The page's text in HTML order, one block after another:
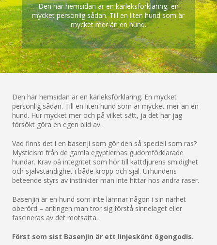
Den här hemsidan är en kärleksförklaring, en
mycket personlig sådan. Till en liten hund som är
mycket mer än en hund.
Den här hemsidan är en kärleksförklaring. En mycket
personlig sådan. Till en liten hund som är mycket mer än en
hund. Hur mycket mer och på vilket sätt, ja det har jag
försökt göra en egen bild av.
Vad finns det i en basenji som gör den så speciell som ras?
Mysticism från de gamla egyptiernas gudomförklarade
hundar. Krav på integritet som hör till kattdjurens smidighet
och självständighet i både kropp och själ. Urhundens
beteende styrs av instinkter man inte hittar hos andra raser.
Basenjin är en hund som inte lämnar någon i sin närhet
oberörd – antingen man tror sig förstå sinnelaget eller
fascineras av det motsatta.
Först som sist Basenjin är ett linjeskönt ögongodis.